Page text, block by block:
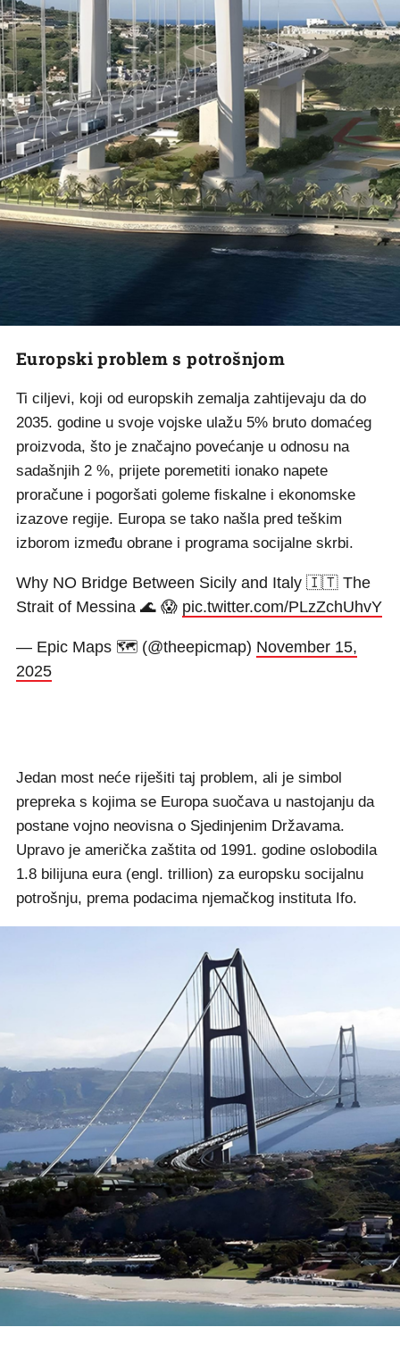
Europski problem s potrošnjom
Ti ciljevi, koji od europskih zemalja zahtijevaju da do
2035. godine u svoje vojske ulažu 5% bruto domaćeg
proizvoda, što je značajno povećanje u odnosu na
sadašnjih 2 %, prijete poremetiti ionako napete
proračune i pogoršati goleme fiskalne i ekonomske
izazove regije. Europa se tako našla pred teškim
izborom između obrane i programa socijalne skrbi.
Why NO Bridge Between Sicily and Italy 🇮🇹 The
Strait of Messina 🌊 😱 pic.twitter.com/PLzZchUhvY
— Epic Maps 🗺️ (@theepicmap) November 15,
2025
Jedan most neće riješiti taj problem, ali je simbol
prepreka s kojima se Europa suočava u nastojanju da
postane vojno neovisna o Sjedinjenim Državama.
Upravo je američka zaštita od 1991. godine oslobodila
1.8 bilijuna eura (engl. trillion) za europsku socijalnu
potrošnju, prema podacima njemačkog instituta Ifo.